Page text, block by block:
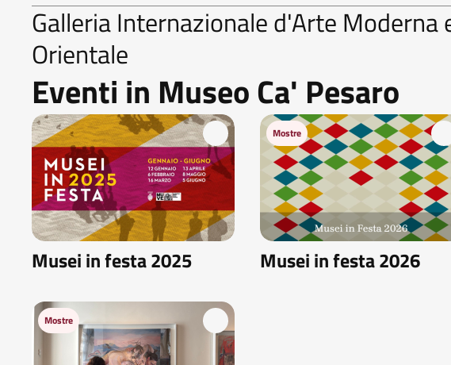
Galleria Internazionale d'Arte Moderna
Orientale
Eventi in Museo Ca' Pesaro
Musei in festa 2025
Mostre
Musei in festa 2026
Mostre